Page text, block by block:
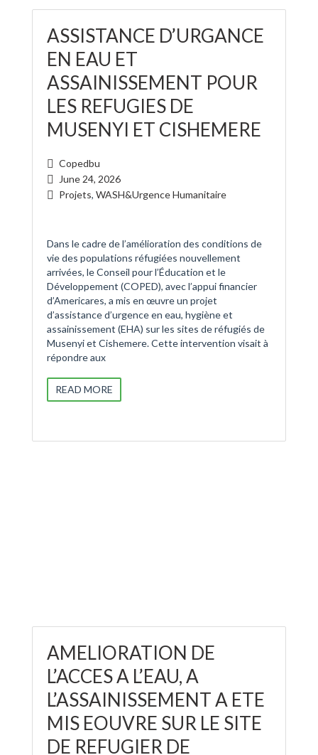
ASSISTANCE D’URGANCE
EN EAU ET
ASSAINISSEMENT POUR
LES REFUGIES DE
MUSENYI ET CISHEMERE
Copedbu
June 24, 2026
Projets, WASH&Urgence Humanitaire
Dans le cadre de l’amélioration des conditions de
vie des populations réfugiées nouvellement
arrivées, le Conseil pour l’Éducation et le
Développement (COPED), avec l’appui financier
d’Americares, a mis en œuvre un projet
d’assistance d’urgence en eau, hygiène et
assainissement (EHA) sur les sites de réfugiés de
Musenyi et Cishemere. Cette intervention visait à
répondre aux
READ MORE
AMELIORATION DE
L’ACCES A L’EAU, A
L’ASSAINISSEMENT A ETE
MIS EOUVRE SUR LE SITE
DE REFUGIER DE